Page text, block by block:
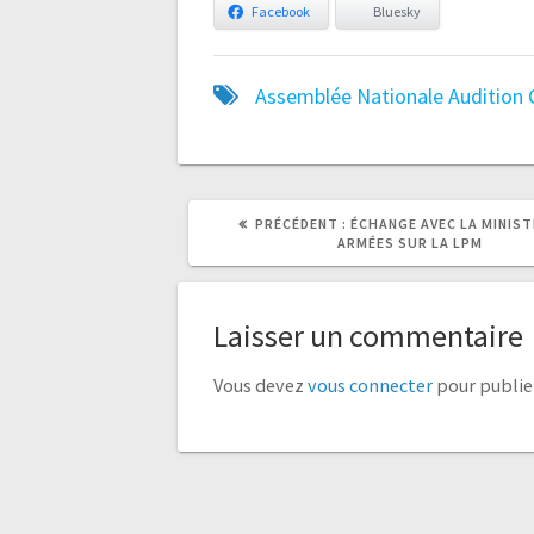
Facebook Bluesky
Assemblée NationaleAudition
PRÉCÉDENT :
ARTICLE
PRÉCÉDENT
ÉCHANGE AVEC LA
ARMÉES SUR LA LPM
ARTICLE
SUIVANT
Laisser un commentaire
Vous devezvous connecter pour